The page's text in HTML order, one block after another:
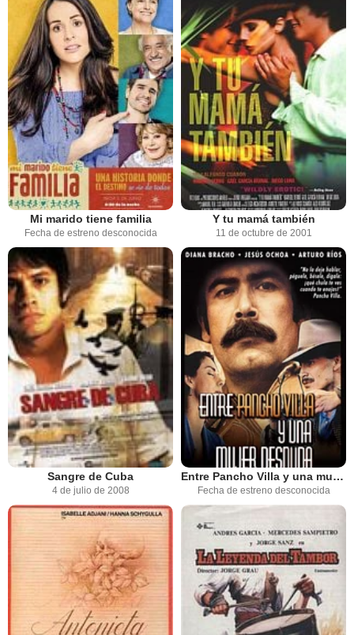
Mi marido tiene familia
Fecha de estreno desconocida
Y tu mamá también
11 de octubre de 2001
Sangre de Cuba
4 de julio de 2008
Entre Pancho Villa y una mujer desnuda
Fecha de estreno desconocida